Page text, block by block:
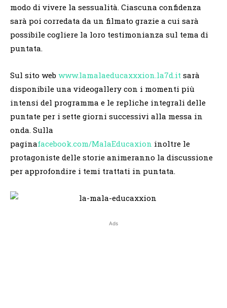
modo di vivere la sessualità. Ciascuna confidenza
sarà poi corredata da un filmato grazie a cui sarà
possibile cogliere la loro testimonianza sul tema di
puntata.
Sul sito web www.lamalaeducaxxxion.la7d.it sarà
disponibile una videogallery con i momenti più
intensi del programma e le repliche integrali delle
puntate per i sette giorni successivi alla messa in
onda. Sulla
paginafacebook.com/MalaEducaxion inoltre le
protagoniste delle storie animeranno la discussione
per approfondire i temi trattati in puntata.
Ads